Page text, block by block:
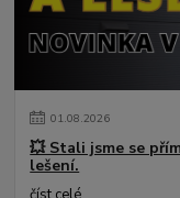
01.08.2026
💥 Stali jsme se
lešení.